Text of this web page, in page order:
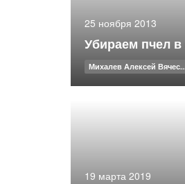
25 ноября 2013
Убираем пчел
Михалев Алексей
19 марта 2019